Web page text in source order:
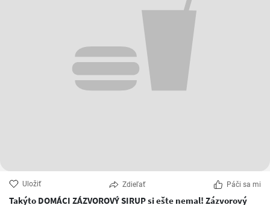
Uložiť Zdieľať Páči sa mi
Takýto DOMÁCI ZÁZVOROVÝ SIRUP si ešte nemal! Zázvorový